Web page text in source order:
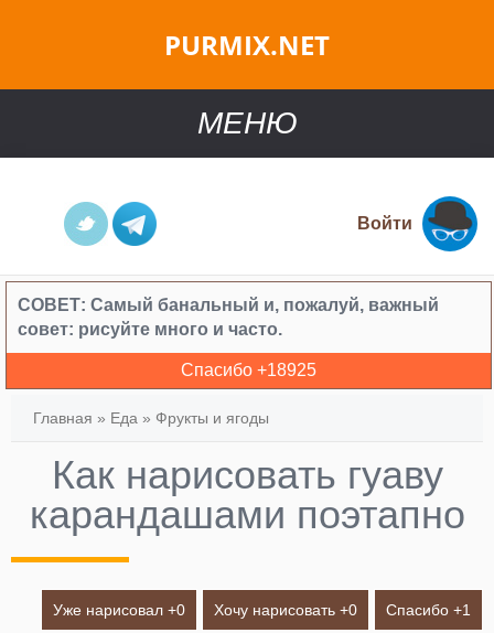
PURMIX.NET
МЕНЮ
Войти
СОВЕТ: Самый банальный и, пожалуй, важный
совет: рисуйте много и часто.
Спасибо +18925
Главная » Еда » Фрукты и ягоды
Как нарисовать гуаву
карандашами поэтапно
Уже нарисовал +0 Хочу нарисовать +0 Спасибо +1